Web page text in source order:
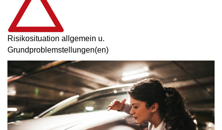
Risikosituation allgemein u.
Grundproblemstellungen(en)